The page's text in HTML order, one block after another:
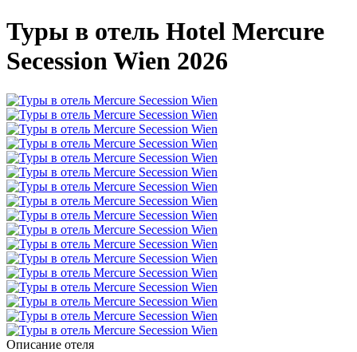
Туры в отель Hotel Mercure
Secession Wien 2026
Описание отеля